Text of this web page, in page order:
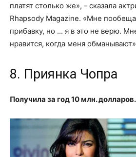
платят столько же», - сказала
Rhapsody Magazine. «Мне
прибавку, но ... я в это не верю.
нравится, когда меня
8. Приянка Чопра
Получила за год 10 млн. долларов.